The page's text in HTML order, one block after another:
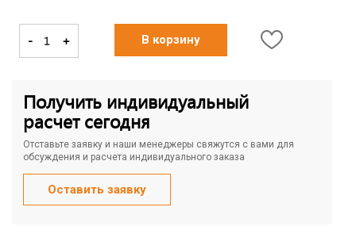
- + В корзину
Получить индивидуальный
расчет сегодня
Отставьте заявку и наши менеджеры свяжутся с вами для
обсуждения и расчета индивидуального заказа
Оставить заявку